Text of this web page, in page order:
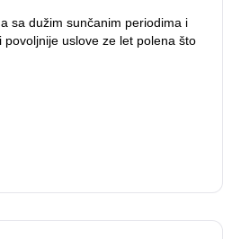
sa dužim sunčanim periodima i
uslove ze let polena što